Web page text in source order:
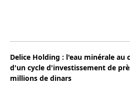
Delice Holding : l'eau minérale au
d'un cycle d'investissement de
millions de dinars